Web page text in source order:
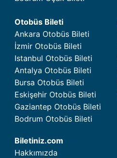
Otobüs Bileti
Ankara Otobüs Bileti
İzmir Otobüs Bileti
Istanbul Otobüs Bileti
Antalya Otobüs Bileti
Bursa Otobüs Bileti
Eskişehir Otobüs Bileti
Gaziantep Otobüs Bileti
Bodrum Otobüs Bileti
Biletiniz.com
Hakkımızda